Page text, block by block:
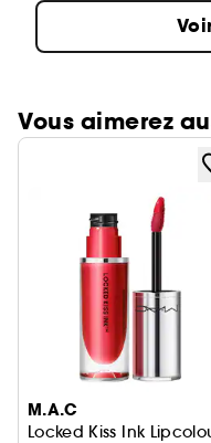
Vous aimerez
Ignorer le carrousel
M.A.C
Locked Kiss Ink